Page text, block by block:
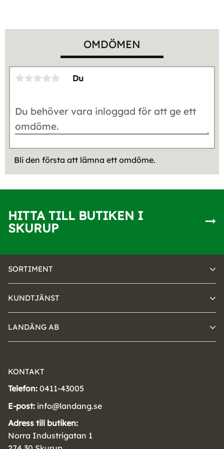
OMDÖMEN
Du
Bli den första att lämna ett omdöme.
HITTA TILL BUTIKEN I
SKURUP
SORTIMENT
KUNDTJÄNST
LANDÄNG AB
KONTAKT
Telefon: 0411-43005
E-post: info@landang.se
Adress till butiken:
Norra Industrigatan 1